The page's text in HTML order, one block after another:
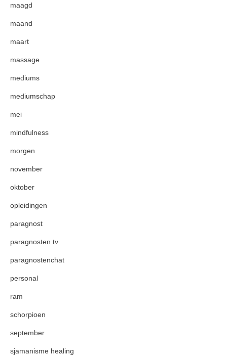
maagd
maand
maart
massage
mediums
mediumschap
mei
mindfulness
morgen
november
oktober
opleidingen
paragnost
paragnosten tv
paragnostenchat
personal
ram
schorpioen
september
sjamanisme healing